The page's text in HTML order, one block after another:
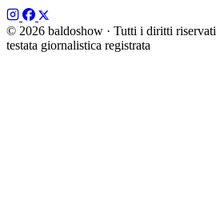
© 2026 baldoshow · Tutti i diritti riservati
testata giornalistica registrata